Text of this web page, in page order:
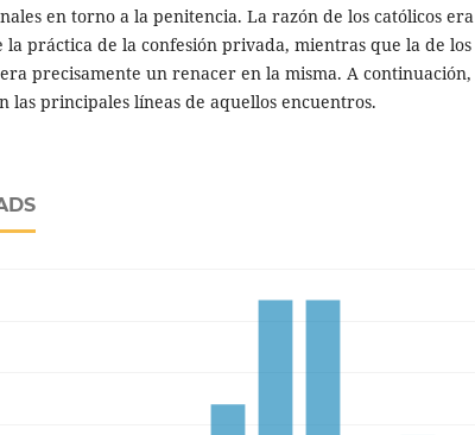
en torno a la penitencia. La razón de los católicos era
la práctica de la confesión privada, mientras que la de los
precisamente un renacer en la misma. A continuación,
las principales líneas de aquellos encuentros.